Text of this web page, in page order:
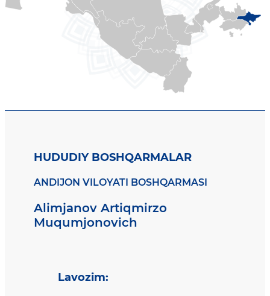
HUDUDIY BOSHQARMALAR
ANDIJON VILOYATI BOSHQARMASI
Alimjanov Artiqmirzo
Muqumjonovich
Lavozim: